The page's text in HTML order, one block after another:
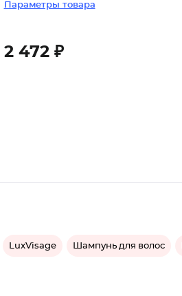
Параметры товара
2 472 ₽
LuxVisage Шампунь для волос